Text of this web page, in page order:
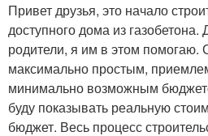
Привет друзья, это начало
доступного дома из
родители, я им в этом помогаю.
максимально простым,
минимально возможным
буду показывать реальную
бюджет. Весь процесс